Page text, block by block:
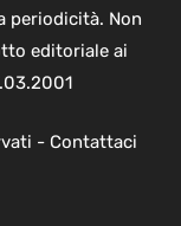
periodicità. Non
editoriale ai
- Contattaci